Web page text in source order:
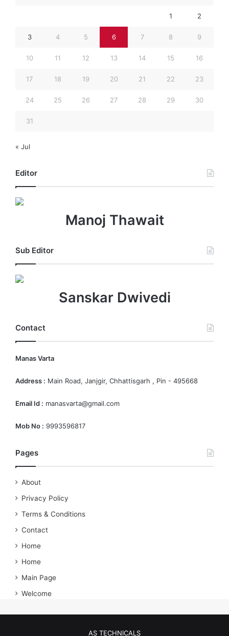
1 2
3 4 5 6 7 8 9
10 11 12 13 14 15 16
17 18 19 20 21 22 23
24 25 26 27 28 29 30
31
« Jul
Editor
Manoj Thawait
Sub Editor
Sanskar Dwivedi
Contact
Manas Varta
Address : Main Road, Janjgir, Chhattisgarh , Pin - 495668
Email Id : manasvarta@gmail.com
Mob No : 9993596817
Pages
About
Privacy Policy
Terms & Conditions
Contact
Home
Home
Main Page
Welcome
AS TECHNICALS